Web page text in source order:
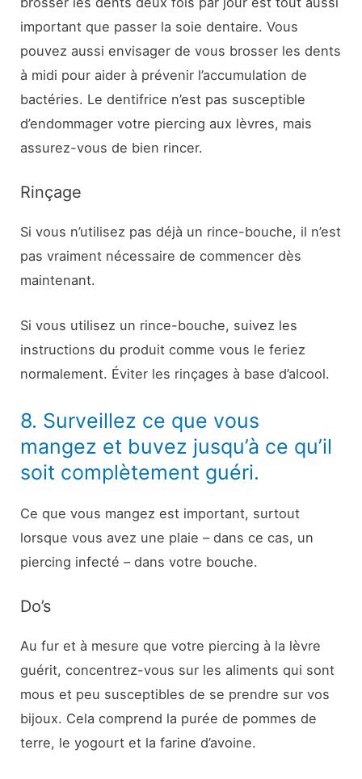
important que passer la soie dentaire. Vous
pouvez aussi envisager de vous brosser les dents
à midi pour aider à prévenir l’accumulation de
bactéries. Le dentifrice n’est pas susceptible
d’endommager votre piercing aux lèvres, mais
assurez-vous de bien rincer.
Rinçage
Si vous n’utilisez pas déjà un rince-bouche, il n’est
pas vraiment nécessaire de commencer dès
maintenant.
Si vous utilisez un rince-bouche, suivez les
instructions du produit comme vous le feriez
normalement. Éviter les rinçages à base d’alcool.
8. Surveillez ce que vous
mangez et buvez jusqu’à ce qu’il
soit complètement guéri.
Ce que vous mangez est important, surtout
lorsque vous avez une plaie – dans ce cas, un
piercing infecté – dans votre bouche.
Do’s
Au fur et à mesure que votre piercing à la lèvre
guérit, concentrez-vous sur les aliments qui sont
mous et peu susceptibles de se prendre sur vos
bijoux. Cela comprend la purée de pommes de
terre, le yogourt et la farine d’avoine.